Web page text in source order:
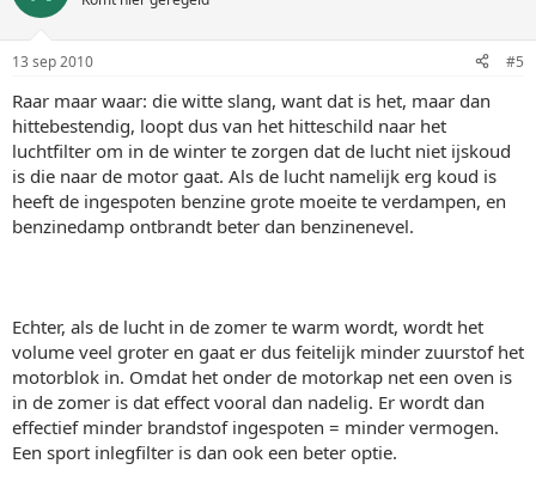
13 sep 2010 #5
Raar maar waar: die witte slang, want dat is het, maar dan
hittebestendig, loopt dus van het hitteschild naar het
luchtfilter om in de winter te zorgen dat de lucht niet ijskoud
is die naar de motor gaat. Als de lucht namelijk erg koud is
heeft de ingespoten benzine grote moeite te verdampen, en
benzinedamp ontbrandt beter dan benzinenevel.
Echter, als de lucht in de zomer te warm wordt, wordt het
volume veel groter en gaat er dus feitelijk minder zuurstof het
motorblok in. Omdat het onder de motorkap net een oven is
in de zomer is dat effect vooral dan nadelig. Er wordt dan
effectief minder brandstof ingespoten = minder vermogen.
Een sport inlegfilter is dan ook een beter optie.